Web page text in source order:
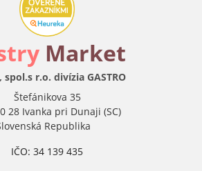
Market
spol.s r.o. divízia GASTRO
Štefánikova 35
28 Ivanka pri Dunaji (SC)
Republika
IČO: 34 139 435